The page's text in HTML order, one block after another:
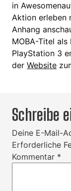
in
Aktion erleben
Anhang
MOBA-Titel
PlayStation 3
der Website
Schreibe
Deine E-Mail-
Erforderliche
Kommentar *